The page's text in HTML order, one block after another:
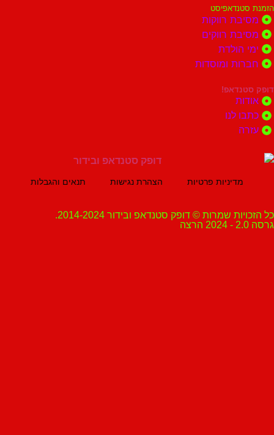
רווקות
רווקים
ומוסדות
לנו
מדיניות פרטיות הצהרת נגישות תנאים והגבלות
שמרות © דופק סטנדאפ ובידור 2014-2024.